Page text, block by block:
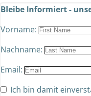
Bleibe Informiert -
Vorname:
Nachname:
Email:
Ich bin damit